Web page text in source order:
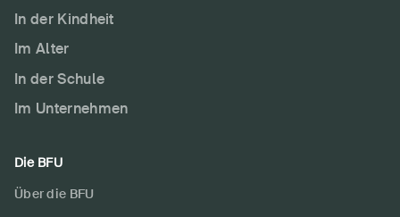
In der Kindheit
Im Alter
In der Schule
Im Unternehmen
Die BFU
Über die BFU